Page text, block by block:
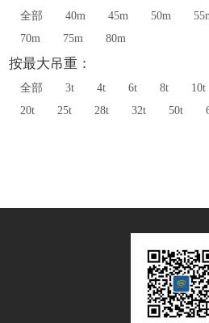
全部 40m 45m 50m
70m
75m 80m
按最大吊重：
全部 3t 4t 6t 8t 10t
20t
25t 28t 32t 50t